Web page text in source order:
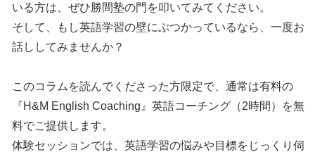
いる方は、ぜひ勝間塾の門を叩いてみてください。
そして、もし英語学習の壁にぶつかっているなら、一度お
話ししてみませんか？
このコラムを読んでくださった方限定で、通常は有料の
『H&M English Coaching』英語コーチング（2時間）を無
料でご提供します。
体験セッションでは、英語学習の悩みや目標をじっくり伺